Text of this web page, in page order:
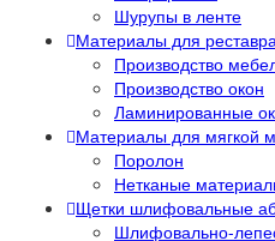
Шурупы в ленте
Материалы для
Производство
Производство окон
Ламинированные
Материалы для мягкой
Поролон
Нетканые
Щетки шлифовальные
Шлифовально-